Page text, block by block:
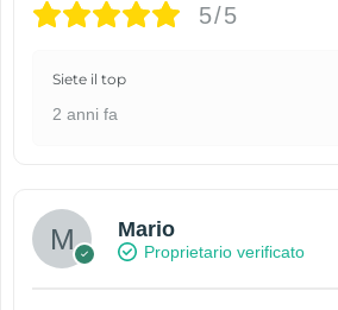
5/5
Siete il top
2 anni fa
Mario
Proprietario verificato